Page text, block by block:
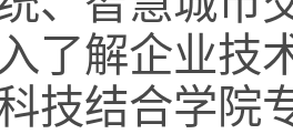
了解企业技
技结合学院